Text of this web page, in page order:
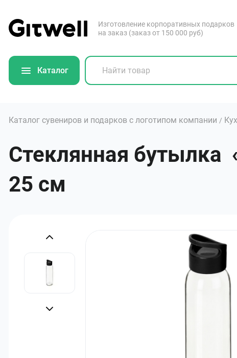
Изготовление корпоративных подарков
на заказ (заказ от 150 000 руб)
Каталог
Каталог сувениров и подарков с логотипом компании /
Стеклянная бутылка
25 см